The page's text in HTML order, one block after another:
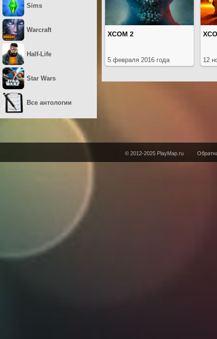
XCOM 2
5 февраля 2016 года 12
Sims
Warcraft
Half-Life
Star Wars
Все антологии
© 2012-2025 PlayMap.ru